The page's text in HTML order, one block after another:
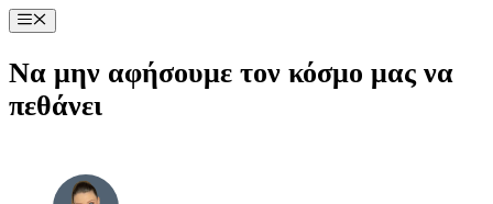
Μετάβαση
σε
Μενού
Να μην αφήσουμε τον κόσμο μας να
πεθάνει